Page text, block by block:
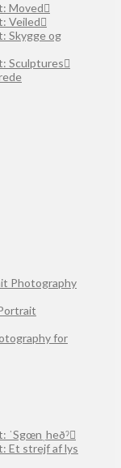
Moved
Veiled
Skygge og
Sculptures
Photography
for
ˈSgœnˌheðˀ
Et strejf af lys